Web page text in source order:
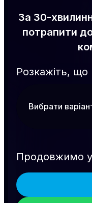
За 30-
потрапити
Розкажіть, що
Продовжимо у